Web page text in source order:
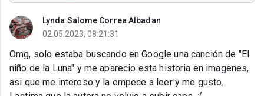
Lynda Salome Correa Albadan
02.05.2023, 08:21:31
Omg, solo estaba buscando en Google una canción de "El
niño de la Luna" y me aparecio esta historia en imagenes,
asi que me intereso y la empece a leer y me gusto.